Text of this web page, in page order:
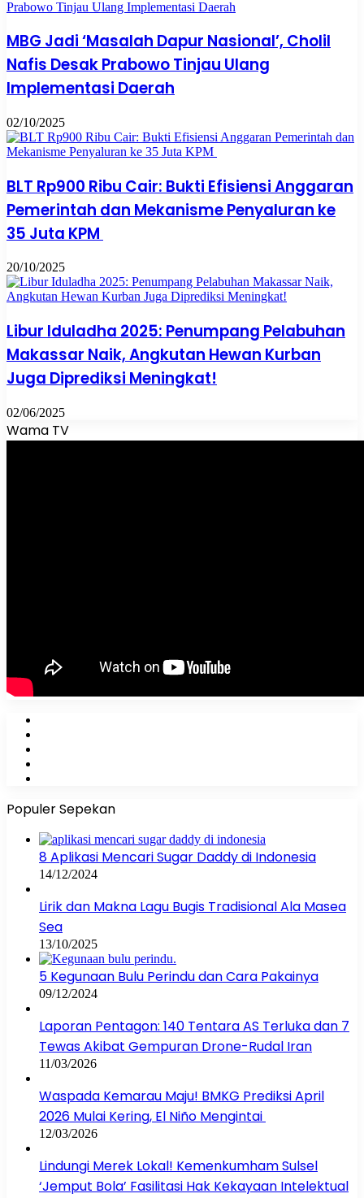
MBG Jadi ‘Masalah Dapur Nasional’, Cholil
Nafis Desak Prabowo Tinjau Ulang
Implementasi Daerah
02/10/2025
BLT Rp900 Ribu Cair: Bukti Efisiensi Anggaran
Pemerintah dan Mekanisme Penyaluran ke
35 Juta KPM
20/10/2025
Libur Iduladha 2025: Penumpang Pelabuhan
Makassar Naik, Angkutan Hewan Kurban
Juga Diprediksi Meningkat!
02/06/2025
Wama TV
Populer Sepekan
8 Aplikasi Mencari Sugar Daddy di Indonesia
14/12/2024
Lirik dan Makna Lagu Bugis Tradisional Ala Masea
Sea
13/10/2025
5 Kegunaan Bulu Perindu dan Cara Pakainya
09/12/2024
Laporan Pentagon: 140 Tentara AS Terluka dan 7
Tewas Akibat Gempuran Drone-Rudal Iran
11/03/2026
Waspada Kemarau Maju! BMKG Prediksi April
2026 Mulai Kering, El Niño Mengintai
12/03/2026
Lindungi Merek Lokal! Kemenkumham Sulsel
‘Jemput Bola’ Fasilitasi Hak Kekayaan Intelektual